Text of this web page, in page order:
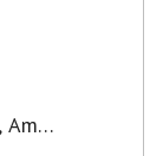
, Am